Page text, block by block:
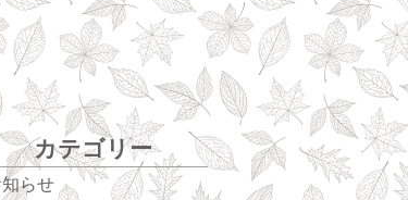
カテゴリー
らせ